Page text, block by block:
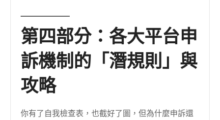
第四部分：各大平台申
訴機制的「潛規則」與
攻略
你有了自我檢查表，也截好了圖，但為什麼申訴還